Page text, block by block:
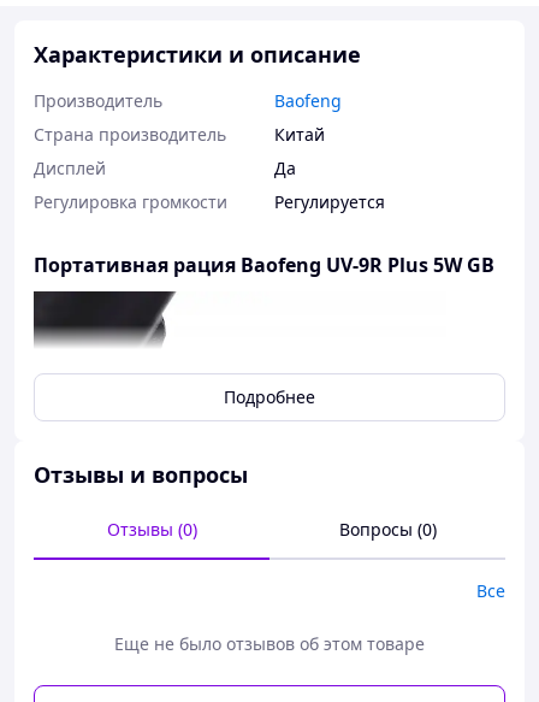
Характеристики и описание
Производитель
Baofeng
Страна производитель
Китай
Дисплей
Да
Регулировка громкости
Регулируется
Портативная рация Baofeng UV-9R Plus 5W GB
Подробнее
Отзывы и вопросы
Отзывы (0) Вопросы (0)
Все
Еще не было отзывов об этом товаре